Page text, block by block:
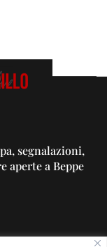
segnalazioni,
aperte a Beppe